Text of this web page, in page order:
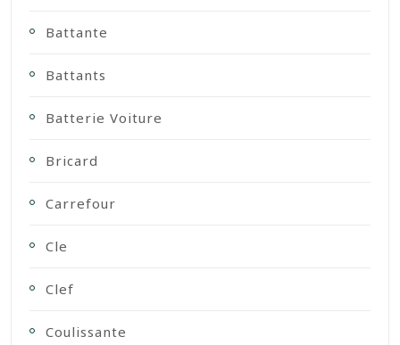
Battante
Battants
Batterie Voiture
Bricard
Carrefour
Cle
Clef
Coulissante